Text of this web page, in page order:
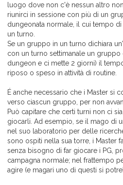
luogo dove non c'è nessun altro
riunirci in sessione con più di un
dungeonata normale, il cui tempo
un turno.
Se un gruppo in un turno dichiara
con un turno settimanale un
dungeon e ci mette 2 giorni) il
riposo o speso in attività di routine.
É anche necessario che i Master si
verso ciascun gruppo, per non
Può capitare che certi turni non ci
giocarli. Ad esempio, se il mago di
nel suo laboratorio per delle
sono ospiti nella sua torre, i Master
senza bisogno di far giocare i PG,
campagna normale; nel frattempo
agire (e magari uno di questi si